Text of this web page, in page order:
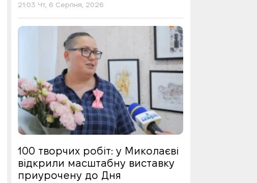
21:03 Чт, 6 Серпня, 2026
100 творчих робіт: у Миколаєві
відкрили масштабну виставку
приурочену до Дня